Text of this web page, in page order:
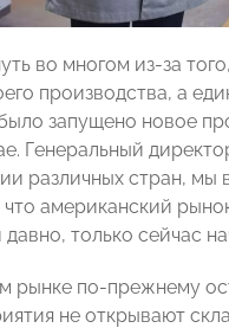
во многом из-за
производства, а
запущено новое
Генеральный
различных стран, мы
американский
только сейчас
рынке по-прежнему
не открывают